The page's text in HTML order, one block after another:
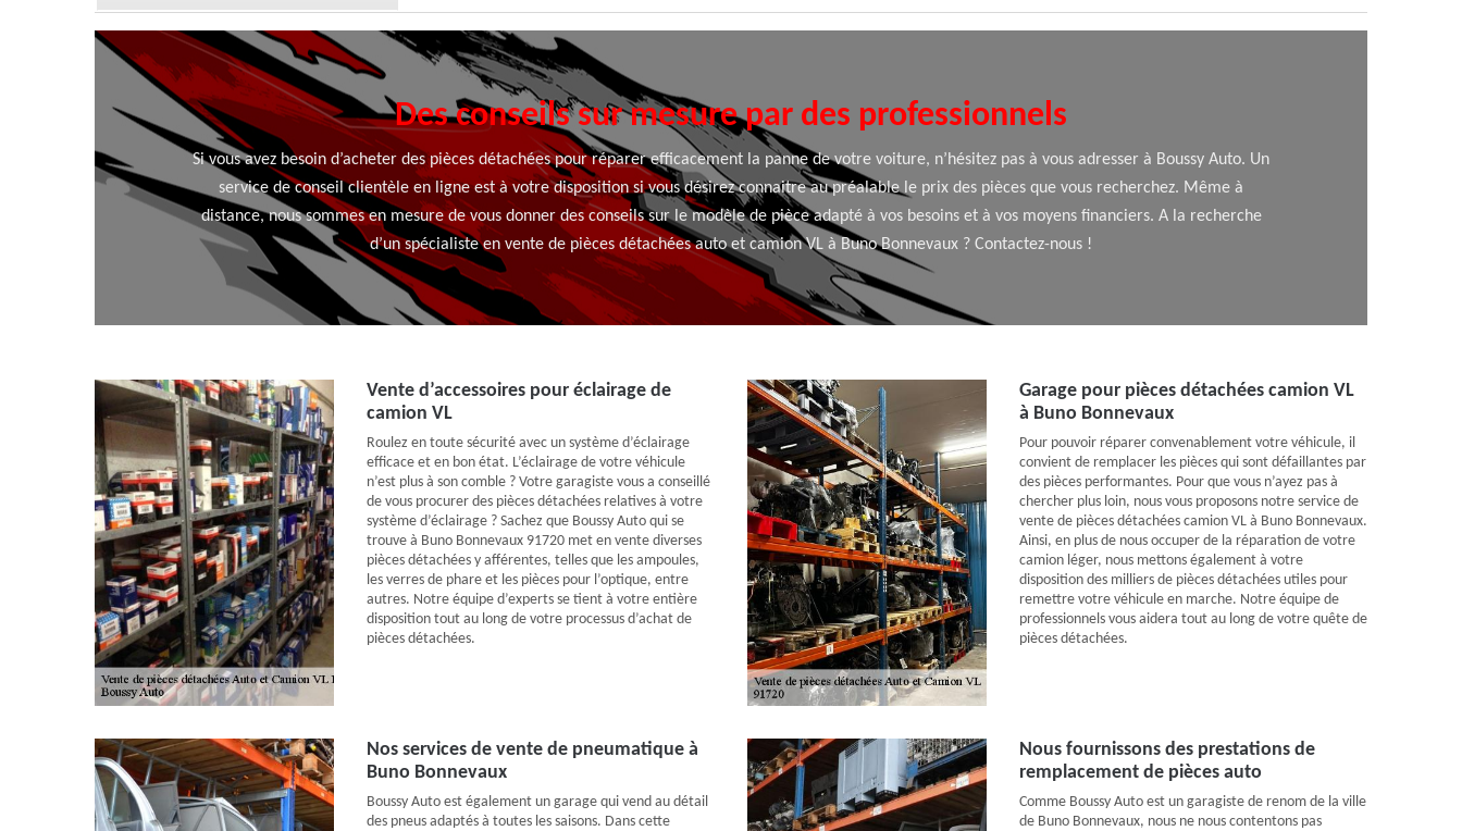
Des conseils sur mesure par des professionnels
Si vous avez besoin d’acheter des pièces détachées pour réparer efficacement la panne de votre voiture, n’hésitez pas à vous adresser à Boussy Auto. Un
service de conseil clientèle en ligne est à votre disposition si vous désirez connaitre au préalable le prix des pièces que vous recherchez. Même à
distance, nous sommes en mesure de vous donner des conseils sur le modèle de pièce adapté à vos besoins et à vos moyens financiers. A la recherche
d’un spécialiste en vente de pièces détachées auto et camion VL à Buno Bonnevaux ? Contactez-nous !
Vente d’accessoires pour éclairage de
camion VL
Roulez en toute sécurité avec un système d’éclairage
efficace et en bon état. L’éclairage de votre véhicule
n’est plus à son comble ? Votre garagiste vous a conseillé
de vous procurer des pièces détachées relatives à votre
système d’éclairage ? Sachez que Boussy Auto qui se
trouve à Buno Bonnevaux 91720 met en vente diverses
pièces détachées y afférentes, telles que les ampoules,
les verres de phare et les pièces pour l’optique, entre
autres. Notre équipe d’experts se tient à votre entière
disposition tout au long de votre processus d’achat de
pièces détachées.
Garage pour pièces détachées camion VL
à Buno Bonnevaux
Pour pouvoir réparer convenablement votre véhicule, il
convient de remplacer les pièces qui sont défaillantes par
des pièces performantes. Pour que vous n’ayez pas à
chercher plus loin, nous vous proposons notre service de
vente de pièces détachées camion VL à Buno Bonnevaux.
Ainsi, en plus de nous occuper de la réparation de votre
camion léger, nous mettons également à votre
disposition des milliers de pièces détachées utiles pour
remettre votre véhicule en marche. Notre équipe de
professionnels vous aidera tout au long de votre quête de
pièces détachées.
Nos services de vente de pneumatique à
Buno Bonnevaux
Boussy Auto est également un garage qui vend au détail
des pneus adaptés à toutes les saisons. Dans cette
Nous fournissons des prestations de
remplacement de pièces auto
Comme Boussy Auto est un garagiste de renom de la ville
de Buno Bonnevaux, nous ne nous contentons pas